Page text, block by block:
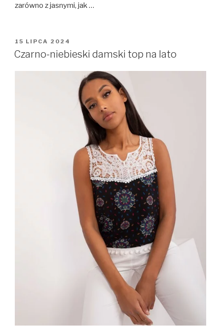
zarówno z jasnymi, jak …
OPUBLIKOWANE
W
15 LIPCA 2024
Czarno-niebieski damski top na lato